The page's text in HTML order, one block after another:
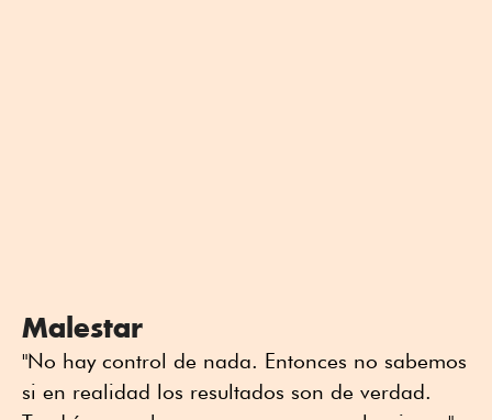
Malestar
"No hay control de nada. Entonces no sabemos
si en realidad los resultados son de verdad.